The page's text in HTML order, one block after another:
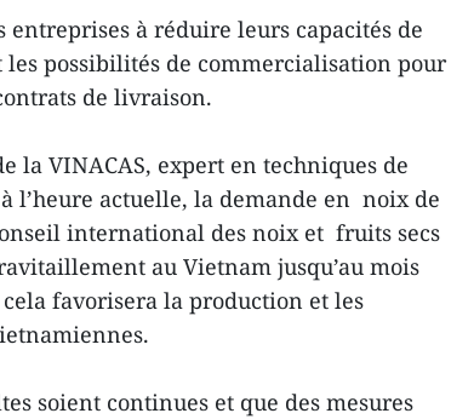
entreprises à réduire leurs capacités de
possibilités de commercialisation pour
de livraison.
la VINACAS, expert en techniques de
l’heure actuelle, la demande en noix de
international des noix et fruits secs
au Vietnam jusqu’au mois
cela favorisera la production et les
soient continues et que des mesures